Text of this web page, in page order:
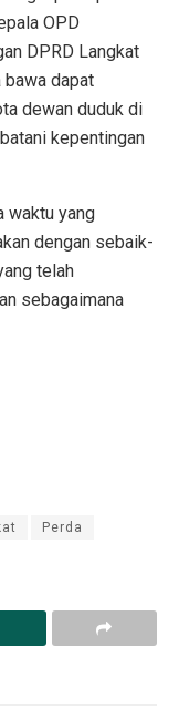
OPD
DPRD Langkat
bawa dapat
dewan duduk di
kepentingan
waktu yang
dengan sebaik-
telah
sebagaimana
Perda